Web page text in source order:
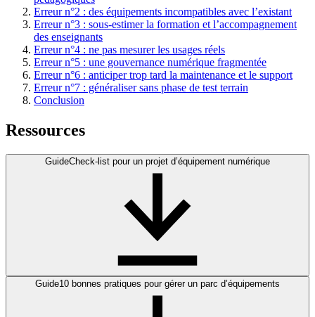
Erreur n°2 : des équipements incompatibles avec l’existant
Erreur n°3 : sous-estimer la formation et l’accompagnement
des enseignants
Erreur n°4 : ne pas mesurer les usages réels
Erreur n°5 : une gouvernance numérique fragmentée
Erreur n°6 : anticiper trop tard la maintenance et le support
Erreur n°7 : généraliser sans phase de test terrain
Conclusion
Ressources
GuideCheck-list pour un projet d’équipement numérique
Guide10 bonnes pratiques pour gérer un parc d’équipements